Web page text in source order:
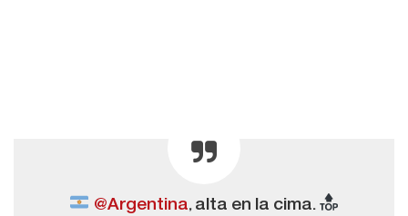
@Argentina, alta en la cima.